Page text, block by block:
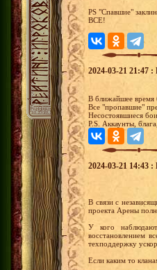
PS "Спавшие"
ВСЕ!
2024-03-21 21:47
В ближайшее время
Все "пропавшие"
Несостоявшиеся
P.S. Аккаунты,
2024-03-21 14:43
В связи с
проекта Арены
У кого
восстановлением
техподдержку
Если каким то